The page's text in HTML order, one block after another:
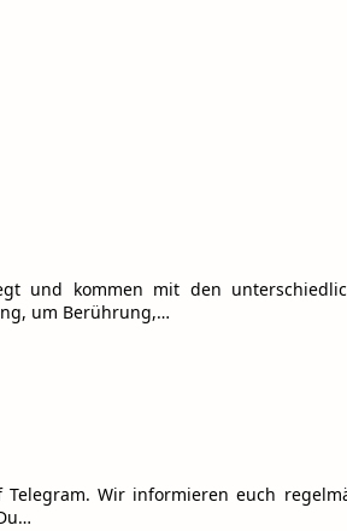
und kommen mit den
um Berührung,…
Wir informieren euch